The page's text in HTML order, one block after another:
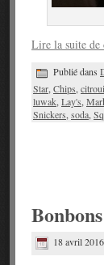
Lire la suite de
Publié dans
Star Chips
luwak Lay's
Snickers soda
18 avril